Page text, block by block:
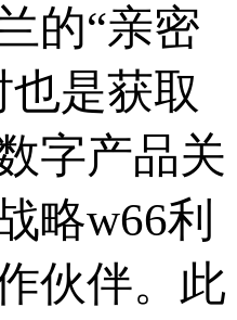
的“亲密
也是获取
字产品关
略w66利
伙伴。此